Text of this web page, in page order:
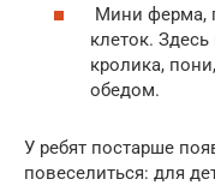
Мини ферма,
клеток.
кролика,
обедом.
У ребят постарше
повеселиться: для